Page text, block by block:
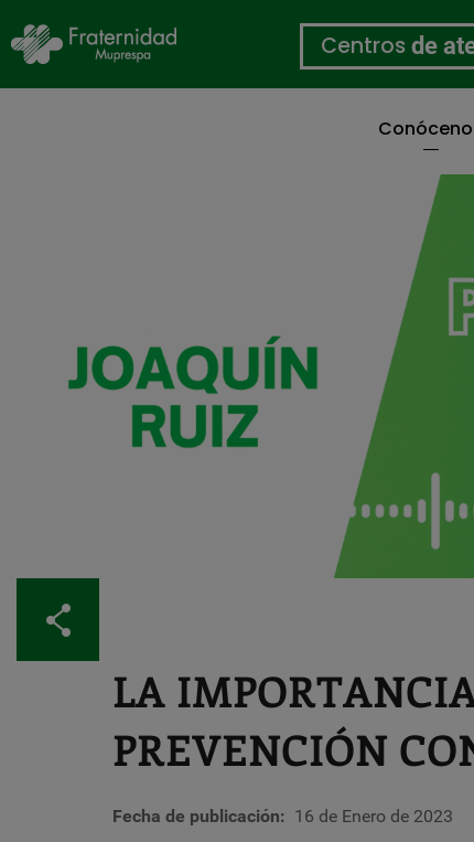
Centros de
LA
PREVENCIÓN
Fecha de publicación 16 de Enero de 2023